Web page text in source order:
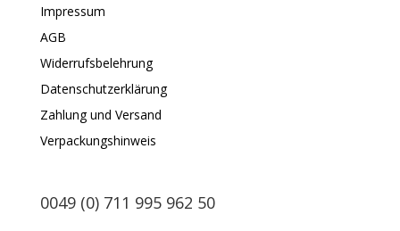
Impressum
AGB
Widerrufsbelehrung
Datenschutzerklärung
Zahlung und Versand
Verpackungshinweis
0049 (0) 711 995 962 50